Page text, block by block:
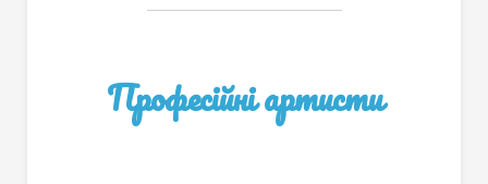
Професійні артисти